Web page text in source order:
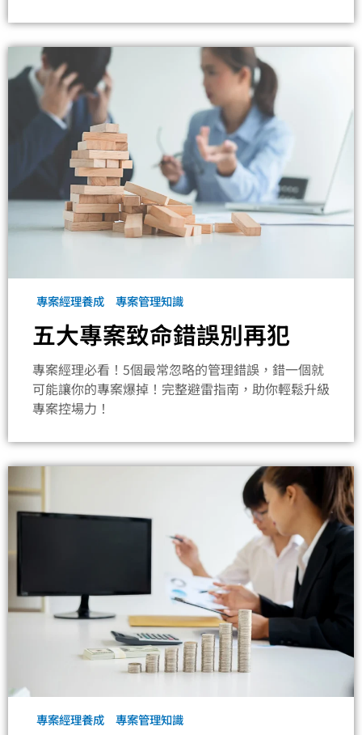
專案經理養成 專案管理知識
五大專案致命錯誤別再犯
專案經理必看！5個最常忽略的管理錯誤，錯一個就
可能讓你的專案爆掉！完整避雷指南，助你輕鬆升級
專案控場力！
專案經理養成 專案管理知識